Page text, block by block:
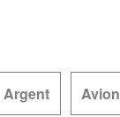
Argent Avion